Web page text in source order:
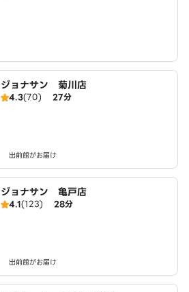
ジョナサン 菊川店
4.3(70) 27分
出前館がお届け
ジョナサン 亀戸店
4.1(123) 28分
出前館がお届け